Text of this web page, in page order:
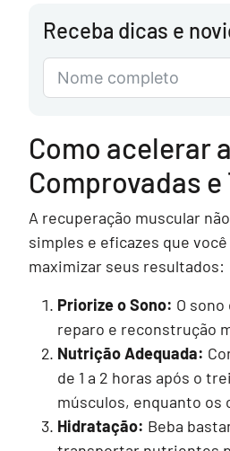
Receba dicas e
Como acelerar
Comprovadas
A recuperação muscular
simples e eficazes que
maximizar seus resultados:
Priorize o Sono: O
reparo e reconstrução
Nutrição Adequada:
de 1 a 2 horas após o
músculos, enquanto os
Hidratação: Beba